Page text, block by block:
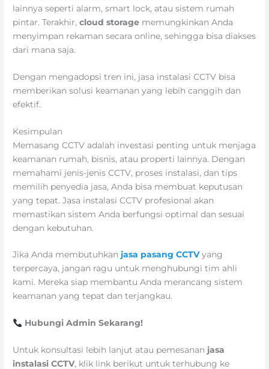
lainnya seperti alarm, smart lock, atau sistem rumah
pintar. Terakhir,cloud storage memungkinkan Anda
menyimpan rekaman secara online, sehingga bisa diakses
dari mana saja.
Dengan mengadopsi tren ini, jasa instalasi CCTV bisa
memberikan solusi keamanan yang lebih canggih dan
efektif.
Kesimpulan
Memasang CCTV adalah investasi penting untuk menjaga
keamanan rumah, bisnis, atau properti lainnya. Dengan
memahami jenis-jenis CCTV, proses instalasi, dan tips
memilih penyedia jasa, Anda bisa membuat keputusan
yang tepat. Jasa instalasi CCTV profesional akan
memastikan sistem Anda berfungsi optimal dan sesuai
dengan kebutuhan.
Jika Anda membutuhkan jasa pasang CCTVyang
terpercaya, jangan ragu untuk menghubungi tim ahli
kami. Mereka siap membantu Anda merancang sistem
keamanan yang tepat dan terjangkau.
Hubungi Admin Sekarang!
Untuk konsultasi lebih lanjut atau pemesanan jasa
instalasi CCTV, klik link berikut untuk terhubung ke